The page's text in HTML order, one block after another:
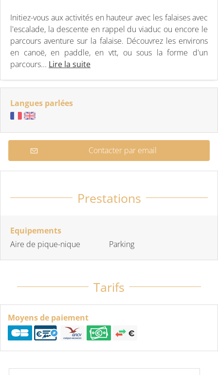
Initiez-vous aux activités en hauteur avec les falaises avec
l'escalade, la descente en rappel du viaduc ou encore le
parcours aventure sur la falaise. Découvrez les environs
en canoë, en paddle, en vtt, ou sous la forme d'un
parcours... Lire la suite
Langues parlées
Contacter par email
Prestations
Equipements
Aire de pique-nique
Parking
Tarifs
Moyens de paiement